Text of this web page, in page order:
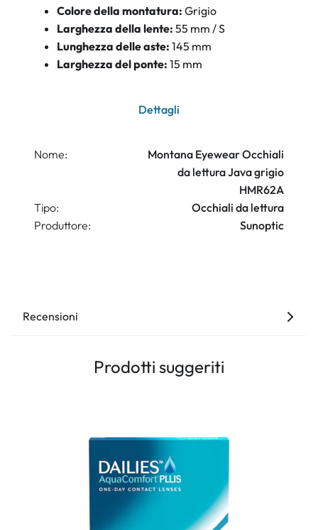
Colore della montatura: Grigio
Larghezza della lente: 55 mm / S
Lunghezza delle aste: 145 mm
Larghezza del ponte: 15 mm
Dettagli
Nome:
Montana Eyewear Occhiali
da lettura Java grigio
HMR62A
Tipo:
Occhiali da lettura
Produttore:
Sunoptic
Recensioni
Prodotti suggeriti